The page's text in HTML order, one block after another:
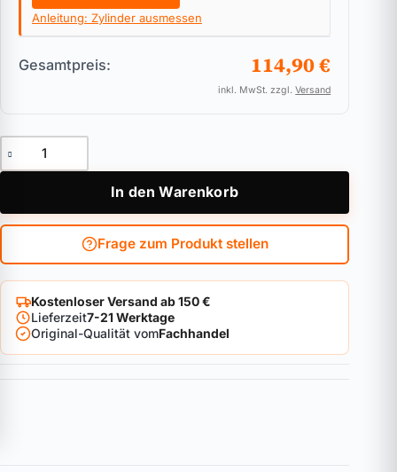
Anleitung: Zylinder ausmessen
Gesamtpreis: 114,90 €
inkl. MwSt. zzgl.Versand
Vorhangschloss Zylindertyp 480 Pro Cap für die ABUS Bravus
In den Warenkorb
Frage zum Produkt stellen
Kostenloser Versand ab 150 €
Lieferzeit7-21 Werktage
Original-Qualität vomFachhandel